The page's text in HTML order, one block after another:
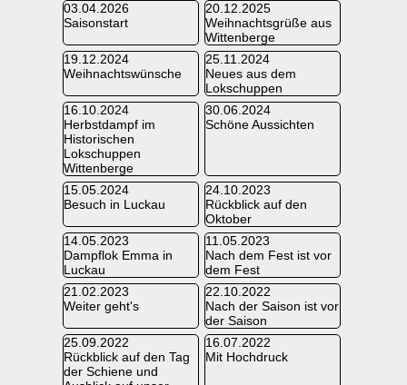
03.04.2026
Saisonstart
20.12.2025
Weihnachtsgrüße aus
Wittenberge
19.12.2024
Weihnachtswünsche
25.11.2024
Neues aus dem
Lokschuppen
16.10.2024
Herbstdampf im
Historischen
Lokschuppen
Wittenberge
30.06.2024
Schöne Aussichten
15.05.2024
Besuch in Luckau
24.10.2023
Rückblick auf den
Oktober
14.05.2023
Dampflok Emma in
Luckau
11.05.2023
Nach dem Fest ist vor
dem Fest
21.02.2023
Weiter geht's
22.10.2022
Nach der Saison ist vor
der Saison
25.09.2022
Rückblick auf den Tag
der Schiene und
16.07.2022
Mit Hochdruck